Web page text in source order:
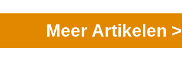
Meer Artikelen >